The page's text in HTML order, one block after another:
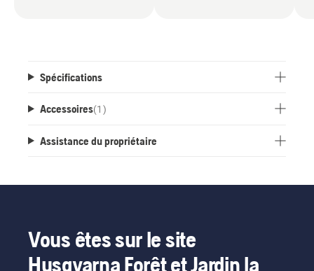
Spécifications
Accessoires(1 )
Assistance du propriétaire
Vous êtes sur le site
Husqvarna Forêt et Jardin la